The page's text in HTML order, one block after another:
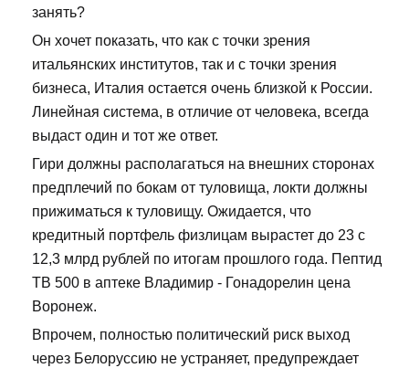
занять?
Он хочет показать, что как с точки зрения
итальянских институтов, так и с точки зрения
бизнеса, Италия остается очень близкой к России.
Линейная система, в отличие от человека, всегда
выдаст один и тот же ответ.
Гири должны располагаться на внешних сторонах
предплечий по бокам от туловища, локти должны
прижиматься к туловищу. Ожидается, что
кредитный портфель физлицам вырастет до 23 с
12,3 млрд рублей по итогам прошлого года. Пептид
TB 500 в аптеке Владимир - Гонадорелин цена
Воронеж.
Впрочем, полностью политический риск выход
через Белоруссию не устраняет, предупреждает